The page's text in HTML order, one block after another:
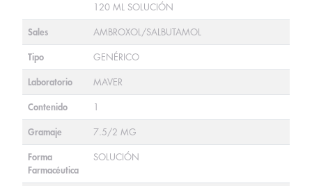
120 ML SOLUCIÓN
Sales AMBROXOL/SALBUTAMOL
Tipo GENÉRICO
Laboratorio MAVER
Contenido 1
Gramaje 7.5/2 MG
Forma
Farmacéutica
SOLUCIÓN